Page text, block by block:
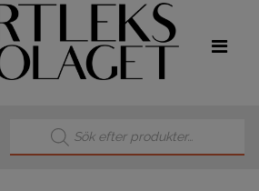
Products search